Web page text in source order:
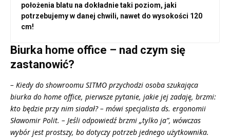
położenia blatu na dokładnie taki poziom, jaki
potrzebujemy w danej chwili, nawet do wysokości 120
cm!
Biurka home office – nad czym się
zastanowić?
– Kiedy do showroomu SITMO przychodzi osoba szukająca
biurka do home office, pierwsze pytanie, jakie jej zadaję, brzmi:
kto będzie przy nim siadał? – mówi specjalista ds. ergonomii
Sławomir Polit. – Jeśli odpowiedź brzmi „tylko ja”, wówczas
wybór jest prostszy, bo dotyczy potrzeb jednego użytkownika.